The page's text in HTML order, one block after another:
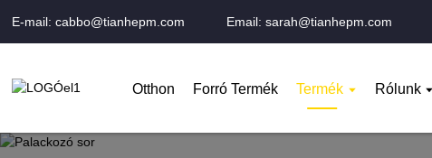
E-mail: cabbo@tianhepm.com Email: sarah@tianhepm.com
Otthon Forró Termék Termék Rólunk